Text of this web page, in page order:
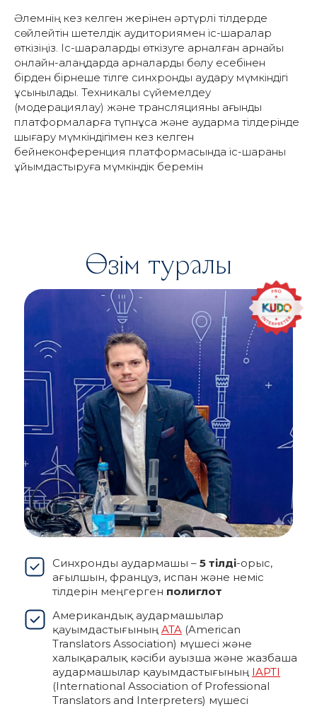
Әлемнің кез келген жерінен әртүрлі тілдерде
сөйлейтін шетелдік аудиториямен іс-шаралар
өткізіңіз. Іс-шараларды өткізуге арналған арнайы
онлайн-алаңдарда арналарды бөлу есебінен
бірден бірнеше тілге синхронды аудару мүмкіндігі
ұсынылады. Техникалық сүйемелдеу
(модерациялау) және трансляцияны ағындық
платформаларға түпнұсқа және аударма тілдерінде
шығару мүмкіндігімен кез келген
бейнеконференция платформасында іс-шараны
ұйымдастыруға мүмкіндік беремін
Өзім туралы
Синхронды аудармашы – 5 тілді-орыс,
ағылшын, француз, испан және неміс
тілдерін меңгерген полиглот
Американдық аудармашылар
қауымдастығының ATA (American
Translators Association) мүшесі және
халықаралық кәсіби ауызша және жазбаша
аудармашылар қауымдастығының IAPTI
(International Association of Professional
Translators and Interpreters) мүшесі